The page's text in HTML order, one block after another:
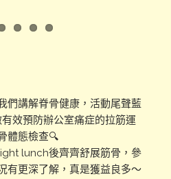
們講解脊骨健康，活動尾聲藍
效預防辦公室痛症的拉筋運
體態檢查🔍
lunch後齊齊舒展筋骨，參
有更深了解，真是獲益良多～